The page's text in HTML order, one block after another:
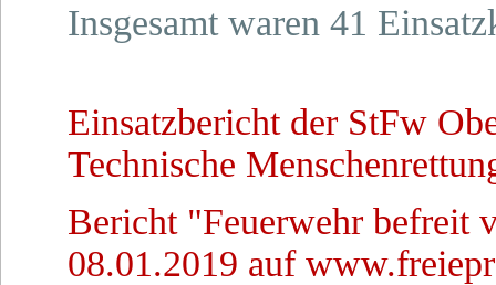
Insgesamt waren 41
Einsatzbericht der StFw
Technische
Bericht "Feuerwehr befreit
08.01.2019 auf